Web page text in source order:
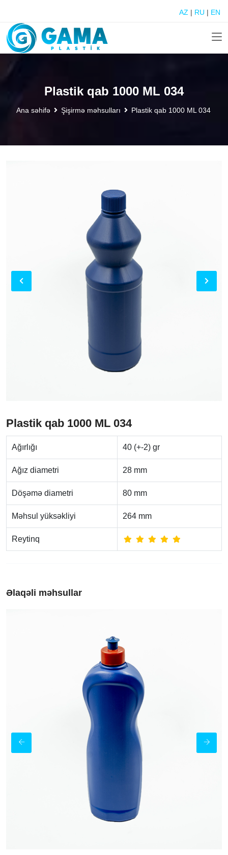
AZ | RU | EN
Plastik qab 1000 ML 034
Ana səhifə Şişirmə məhsulları Plastik qab 1000 ML 034
Plastik qab 1000 ML 034
Ağırlığı 40 (+-2) gr
Ağız diametri 28 mm
Döşəmə diametri 80 mm
Məhsul yüksəkliyi 264 mm
Reytinq
Əlaqəli məhsullar